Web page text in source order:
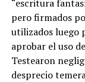
“escritura
pero firmados
utilizados luego
aprobar el uso
Testearon
desprecio